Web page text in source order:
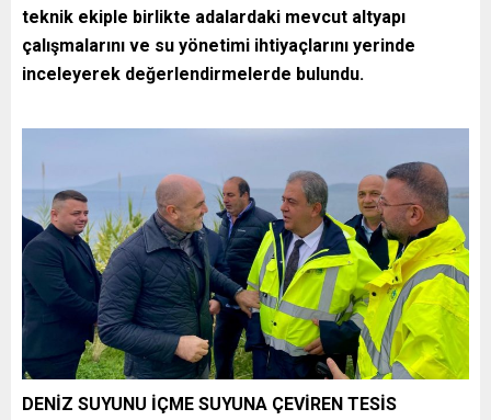
teknik ekiple birlikte adalardaki mevcut altyapı
çalışmalarını ve su yönetimi ihtiyaçlarını yerinde
inceleyerek değerlendirmelerde bulundu.
DENİZ SUYUNU İÇME SUYUNA ÇEVİREN TESİS